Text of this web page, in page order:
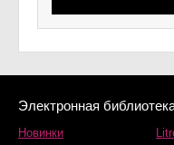
Электронная
Новинки